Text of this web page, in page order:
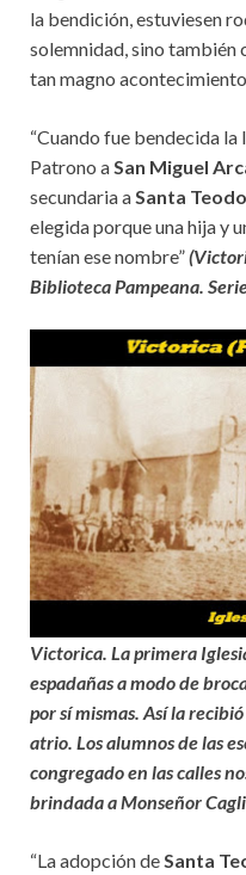
la bendición, estuviesen
solemnidad, sino también
tan magno
“Cuando fue bendecida la
Patrono aSan Miguel
secundaria aSanta
elegida porque una hija y
tenían ese nombre”
Biblioteca Pampeana.
Victorica. La primera
espadañas a modo de
por sí mismas. Así la
atrio. Los alumnos de las
congregado en las calles
brindada a Monseñor
“La adopción deSanta